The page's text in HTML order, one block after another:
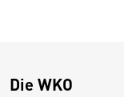
Die WKO